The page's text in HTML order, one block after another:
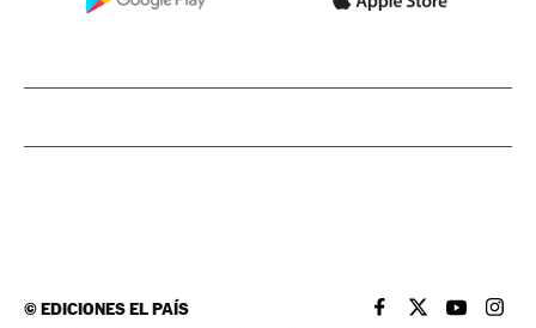
©EDICIONES EL PAÍS EL PAÍS BRASIL EN
EL PAÍSEL PAÍS
EL